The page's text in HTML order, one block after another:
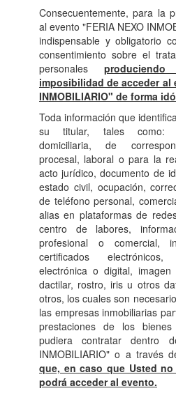
Consecuentemente, para la
al evento "FERIA NEXO
indispensable y obligatorio
consentimiento sobre el
personales
imposibilidad de acceder al
INMOBILIARIO" de forma
Toda información que
su titular, tales como:
domiciliaria, de
procesal, laboral o para la
acto jurídico, documento de
estado civil, ocupación,
de teléfono personal,
alias en plataformas de
centro de labores,
profesional o comercial,
certificados
electrónica o digital,
dactilar, rostro, iris u otros
otros, los cuales son
las empresas inmobiliarias
prestaciones de los
pudiera contratar dentro
INMOBILIARIO" o a través
que, en caso que Usted
podrá acceder al evento.